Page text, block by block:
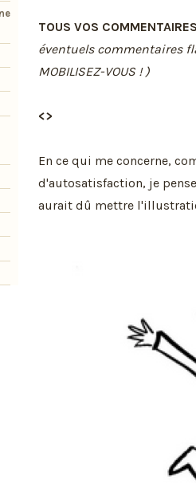
TOUS VOS
éventuels commentaires
MOBILISEZ-VOUS ! )
<>
En ce qui me concerne,
d'autosatisfaction, je
aurait dû mettre